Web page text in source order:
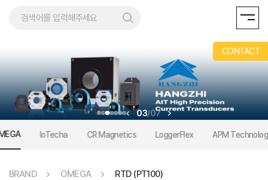
03/07
IoTecha CR Magnetics LoggerFlex APM
BRAND OMEGA RTD (PT100)
CONTACT